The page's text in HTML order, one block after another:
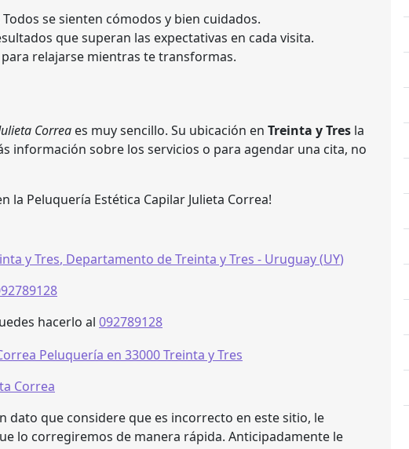
Todos se sienten cómodos y bien cuidados.
que superan las expectativas en cada visita.
relajarse mientras te transformas.
Correa es muy sencillo. Su ubicación en Treinta y Tres la
información sobre los servicios o para agendar una cita, no
la Peluquería Estética Capilar Julieta Correa!
y Tres, Departamento de Treinta y Tres - Uruguay (UY)
hacerlo al 092789128
Correa
dato que considere que es incorrecto en este sitio, le
lo corregiremos de manera rápida. Anticipadamente le